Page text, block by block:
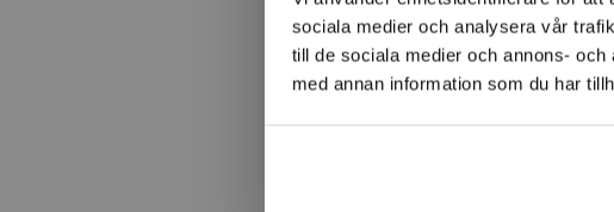
sociala medier och analysera vår
till de sociala medier och annons-
med annan information som du har